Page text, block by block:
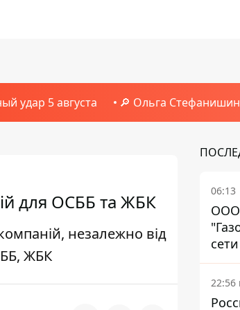
удар 5 августа 🔎 Ольга
для ОСББ та ЖБК
незалежно від
ЖБК
06:13
ООО
суд
22:56